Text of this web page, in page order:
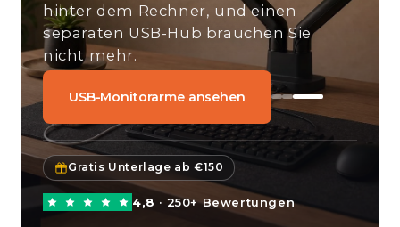
hinter dem Rechner, und einen
separaten USB-Hub brauchen Sie
nicht mehr.
USB-Monitorarme ansehen
Gratis Unterlage ab €150
4,8 · 250+ Bewertungen